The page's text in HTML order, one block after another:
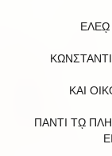
ΕΛΕῼ
ΚΑΙ
ΠΑΝΤΙ Τῼ